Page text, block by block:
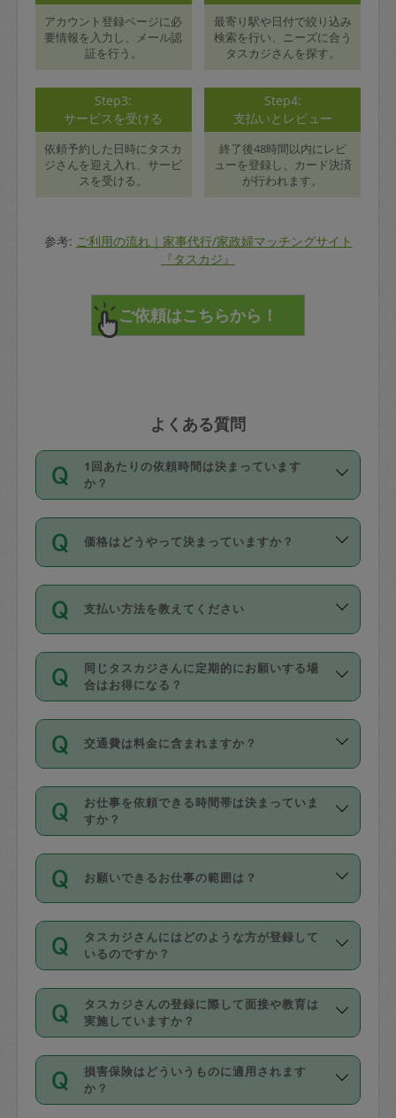
アカウント登録ページに必
要情報を入力し、メール認
証を行う。
最寄り駅や日付で絞り込み
検索を行い、ニーズに合う
タスカジさんを探す。
Step3:
サービスを受ける
依頼予約した日時にタスカ
ジさんを迎え入れ、サービ
スを受ける。
Step4:
支払いとレビュー
終了後48時間以内にレビ
ューを登録し、カード決済
が行われます。
参考: ご利用の流れ｜家事代行/家政婦マッチングサイト
『タスカジ』
よくある質問
1回あたりの依頼時間は決まっています
か？
依頼1回につき3時間固定です。3時間を
超えて依頼したい場合は、延長機能をご
利用ください。機能をご利用いただくに
の上事前申請することが必要です。な
お、3時間を下回っても、値引き等はござ
いません。
価格はどうやって決まっていますか？
11種類の価格帯の中からタスカジさん自
身が価格を選んで設定しています。
タスカジさんの価格設定には最初は制限
があり、レビュー件数、レビューの平均
値、などで除々に設定可能な最高額が上
がっていく仕組みになっています。
支払い方法を教えてください
お支払方法はクレジットカード（Visa／
Master／JCB／AMERICAN EXPRESS／
Diners Club）のみとなります。
を行う際にご入力ください。プロフィー
ル登録時にはご入力いただかなくても大
丈夫です。
デビットカード・プリペイドカード（Vプ
リカ、au WALLETなど）は支払にはご利
銀行振込や現金払いも対応していませ
なお、タスカジさんの交通費も、依頼料
金のご請求と合わせてお支払いとなりま
動計算で表示されます。
同じタスカジさんに定期的にお願いする場
合はお得になる？
依頼には「スポット」と「定期（毎週｜
隔週）」があり、「定期」の依頼は「ス
ポット」よりお得な料金でご利用できま
す。
定期の最低利用回数は設けていない代わ
りに、一定数を超えたキャンセルは有償
（例：毎週定期の場合は３回以上のキャ
ンセルが有償（1200円、隔週定期の場合
は２回以上のキャンセルが有償（1200
交通費は料金に含まれますか？
交通費は依頼料金とは別途発生し、依頼
料金のご請求と合わせてお支払いとなり
ます。交通費の金額は「依頼の詳細」に
お仕事を依頼できる時間帯は決まっていま
すか？
時間帯は3種類あります。いずれも１回あ
たり３時間です。
・ＡＭ ９時～１２時
・ＰＭ １３時～１６時
・夜 １８時～２１時
開始時間を２時間前後変更することが可
能です。依頼送信後、個別にタスカジさ
んにメッセージを送り調整してくださ
い。ただし、２時間を越えての調整はで
お願いできるお仕事の範囲は？
掃除、整理収納、洗濯、買い物、料理、
作り置きです。タスカジさんによってで
きる仕事の範囲が異なりますので、依頼
する前にタスカジさんのプロフィールで
確認してください。
基本的に、高所での作業や危険作業、屋
外での作業は対象外です。
タスカジさんにはどのような方が登録して
いるのですか？
主婦として長年の家事経験をお持ちの
方、栄養士・調理師といった資格者で保
育園や学校の給食やレストランで料理関
係の専門職に従事されていた方、日本で
すでにハウスキーパーや英語の先生とし
てお仕事をしているフィリピン出身の
タスカジさんの登録に際して面接や教育は
実施していますか？
応募の際に、各自事務局との面接と説明
を行っています。その後、身分証明書の
写真提出をしていただいています。外国
損害保険はどういうものに適用されます
か？